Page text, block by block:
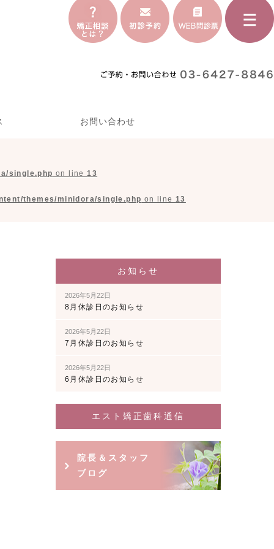
お問い合わせ
single.php on line13
themes/minidora/single.php on line13
お知らせ
2026年5月22日
8月休診日のお知らせ
2026年5月22日
7月休診日のお知らせ
2026年5月22日
6月休診日のお知らせ
エスト矯正歯科通信
院長＆スタッフ
ブログ